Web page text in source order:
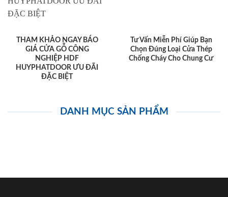
THAM KHẢO NGAY BÁO
GIÁ CỬA GỖ CÔNG
NGHIỆP HDF
HUYPHATDOOR ƯU ĐÃI
ĐẶC BIỆT
Tư Vấn Miễn Phí Giúp Bạn
Chọn Đúng Loại Cửa Thép
Chống Cháy Cho Chung Cư
DANH MỤC SẢN PHẨM